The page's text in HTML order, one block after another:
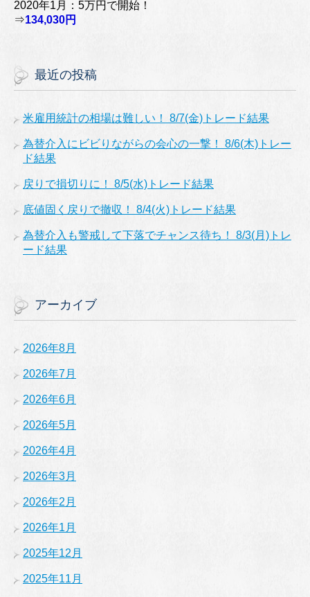
2020年1月：5万円で開始！
⇒134,030円
最近の投稿
米雇用統計の相場は難しい！ 8/7(金)トレード結果
為替介入にビビりながらの会心の一撃！ 8/6(木)トレー
ド結果
戻りで損切りに！ 8/5(水)トレード結果
底値固く戻りで撤収！ 8/4(火)トレード結果
為替介入も警戒して下落でチャンス待ち！ 8/3(月)トレ
ード結果
アーカイブ
2026年8月
2026年7月
2026年6月
2026年5月
2026年4月
2026年3月
2026年2月
2026年1月
2025年12月
2025年11月